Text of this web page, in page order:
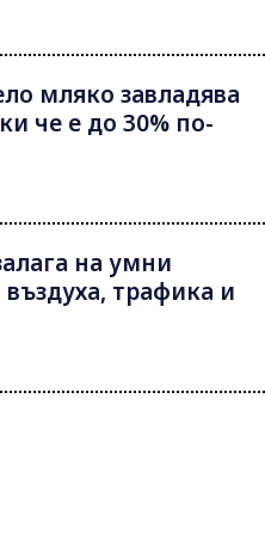
мляко завладява
че е до 30% по-
на умни
въздуха, трафика и